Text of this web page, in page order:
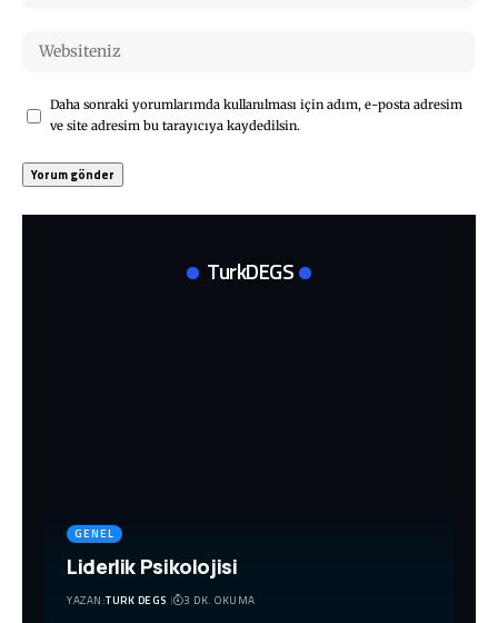
Daha sonraki yorumlarımda kullanılması için adım, e-posta adresim
ve site adresim bu tarayıcıya kaydedilsin.
TurkDEGS
GENEL
Liderlik Psikolojisi
YAZAN:TURK DEGS 3 DK. OKUMA